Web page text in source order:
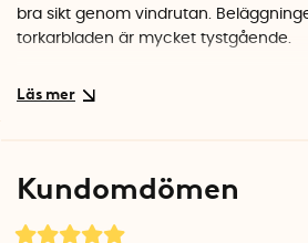
bra sikt genom vindrutan.
torkarbladen är mycket tystgående.
Torkarbladen finns i två storlekar och
Svarta torkarblad 8 mm bred på
Obs! Var försiktig när du tar bort
Kundomdömen